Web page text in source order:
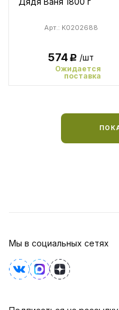
Арт.: K0202688
574Р /шт
Ожидается
поставка
Мы в социальных сетях